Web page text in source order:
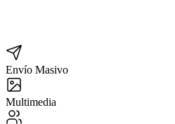
Envío Masivo
Multimedia